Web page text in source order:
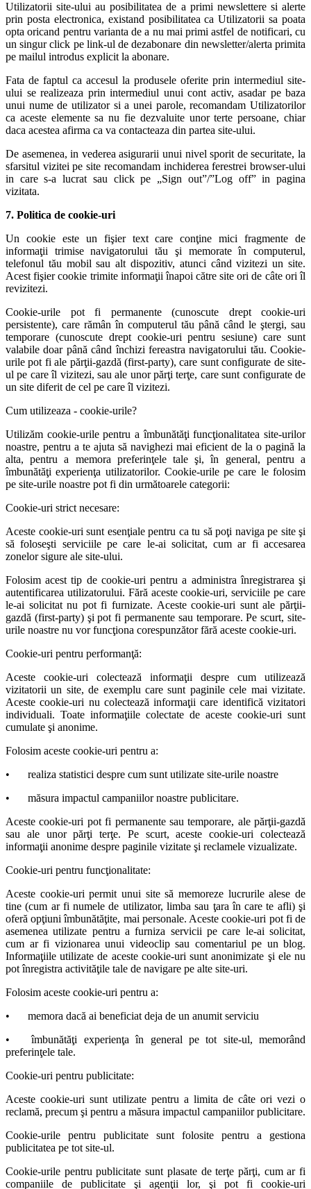
Utilizatorii site-ului au posibilitatea de a primi newslettere si alerte
prin posta electronica, existand posibilitatea ca Utilizatorii sa poata
opta oricand pentru varianta de a nu mai primi astfel de notificari, cu
un singur click pe link-ul de dezabonare din newsletter/alerta primita
pe mailul introdus explicit la abonare.
Fata de faptul ca accesul la produsele oferite prin intermediul site-
ului se realizeaza prin intermediul unui cont activ, asadar pe baza
unui nume de utilizator si a unei parole, recomandam Utilizatorilor
ca aceste elemente sa nu fie dezvaluite unor terte persoane, chiar
daca acestea afirma ca va contacteaza din partea site-ului.
De asemenea, in vederea asigurarii unui nivel sporit de securitate, la
sfarsitul vizitei pe site recomandam inchiderea ferestrei browser-ului
in care s-a lucrat sau click pe „Sign out”/”Log off” in pagina
vizitata.
7. Politica de cookie-uri
Un cookie este un fişier text care conţine mici fragmente de
informaţii trimise navigatorului tău şi memorate în computerul,
telefonul tău mobil sau alt dispozitiv, atunci când vizitezi un site.
Acest fişier cookie trimite informaţii înapoi către site ori de câte ori îl
revizitezi.
Cookie-urile pot fi permanente (cunoscute drept cookie-uri
persistente), care rămân în computerul tău până când le ştergi, sau
temporare (cunoscute drept cookie-uri pentru sesiune) care sunt
valabile doar până când închizi fereastra navigatorului tău. Cookie-
urile pot fi ale părţii-gazdă (first-party), care sunt configurate de site-
ul pe care îl vizitezi, sau ale unor părţi terţe, care sunt configurate de
un site diferit de cel pe care îl vizitezi.
Cum utilizeaza - cookie-urile?
Utilizăm cookie-urile pentru a îmbunătăţi funcţionalitatea site-urilor
noastre, pentru a te ajuta să navighezi mai eficient de la o pagină la
alta, pentru a memora preferinţele tale şi, în general, pentru a
îmbunătăţi experienţa utilizatorilor. Cookie-urile pe care le folosim
pe site-urile noastre pot fi din următoarele categorii:
Cookie-uri strict necesare:
Aceste cookie-uri sunt esenţiale pentru ca tu să poţi naviga pe site şi
să foloseşti serviciile pe care le-ai solicitat, cum ar fi accesarea
zonelor sigure ale site-ului.
Folosim acest tip de cookie-uri pentru a administra înregistrarea şi
autentificarea utilizatorului. Fără aceste cookie-uri, serviciile pe care
le-ai solicitat nu pot fi furnizate. Aceste cookie-uri sunt ale părţii-
gazdă (first-party) şi pot fi permanente sau temporare. Pe scurt, site-
urile noastre nu vor funcţiona corespunzător fără aceste cookie-uri.
Cookie-uri pentru performanţă:
Aceste cookie-uri colectează informaţii despre cum utilizează
vizitatorii un site, de exemplu care sunt paginile cele mai vizitate.
Aceste cookie-uri nu colectează informaţii care identifică vizitatori
individuali. Toate informaţiile colectate de aceste cookie-uri sunt
cumulate şi anonime.
Folosim aceste cookie-uri pentru a:
•
realiza statistici despre cum sunt utilizate site-urile noastre
•
măsura impactul campaniilor noastre publicitare.
Aceste cookie-uri pot fi permanente sau temporare, ale părţii-gazdă
sau ale unor părţi terţe. Pe scurt, aceste cookie-uri colectează
informaţii anonime despre paginile vizitate şi reclamele vizualizate.
Cookie-uri pentru funcţionalitate:
Aceste cookie-uri permit unui site să memoreze lucrurile alese de
tine (cum ar fi numele de utilizator, limba sau ţara în care te afli) şi
oferă opţiuni îmbunătăţite, mai personale. Aceste cookie-uri pot fi de
asemenea utilizate pentru a furniza servicii pe care le-ai solicitat,
cum ar fi vizionarea unui videoclip sau comentariul pe un blog.
Informaţiile utilizate de aceste cookie-uri sunt anonimizate şi ele nu
pot înregistra activităţile tale de navigare pe alte site-uri.
Folosim aceste cookie-uri pentru a:
•
memora dacă ai beneficiat deja de un anumit serviciu
•
îmbunătăţi experienţa în general pe tot site-ul, memorând
preferinţele tale.
Cookie-uri pentru publicitate:
Aceste cookie-uri sunt utilizate pentru a limita de câte ori vezi o
reclamă, precum şi pentru a măsura impactul campaniilor publicitare.
Cookie-urile pentru publicitate sunt folosite pentru a gestiona
publicitatea pe tot site-ul.
Cookie-urile pentru publicitate sunt plasate de terţe părţi, cum ar fi
companiile de publicitate şi agenţii lor, şi pot fi cookie-uri